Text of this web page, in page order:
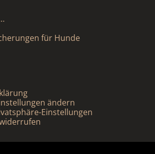
für Hunde
ändern
Einstellungen